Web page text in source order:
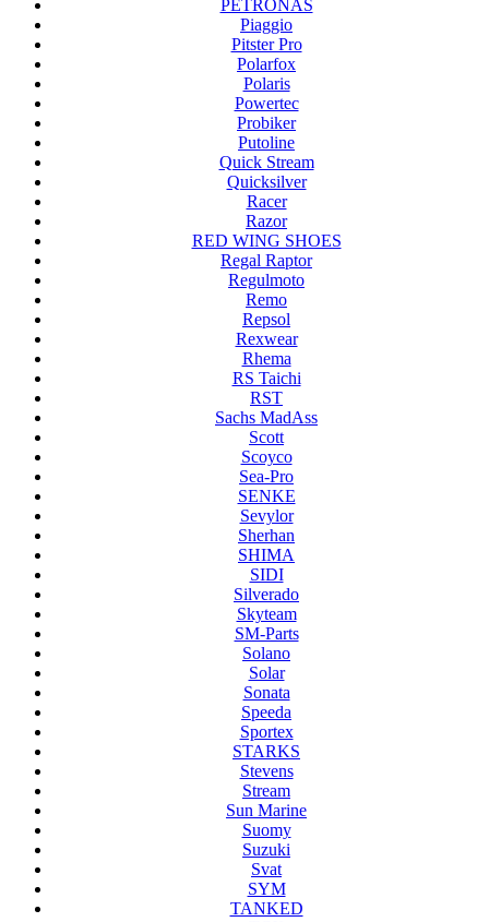
PETRONAS
Piaggio
Pitster Pro
Polarfox
Polaris
Powertec
Probiker
Putoline
Quick Stream
Quicksilver
Racer
Razor
RED WING SHOES
Regal Raptor
Regulmoto
Remo
Repsol
Rexwear
Rhema
RS Taichi
RST
Sachs MadAss
Scott
Scoyco
Sea-Pro
SENKE
Sevylor
Sherhan
SHIMA
SIDI
Silverado
Skyteam
SM-Parts
Solano
Solar
Sonata
Speeda
Sportex
STARKS
Stevens
Stream
Sun Marine
Suomy
Suzuki
Svat
SYM
TANKED